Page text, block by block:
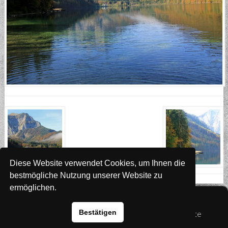
© 2026 Australian Shepherd - Hovawart - Zuchtstätte
Diese Website verwendet Cookies, um Ihnen die
bestmögliche Nutzung unserer Website zu
ermöglichen.
Bestätigen